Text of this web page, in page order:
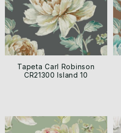
Tapeta Carl Robinson
CR21300 Island 10